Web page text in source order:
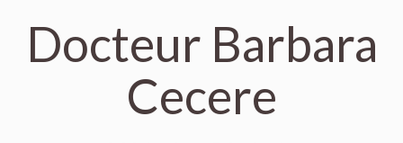
Docteur Barbara
Cecere